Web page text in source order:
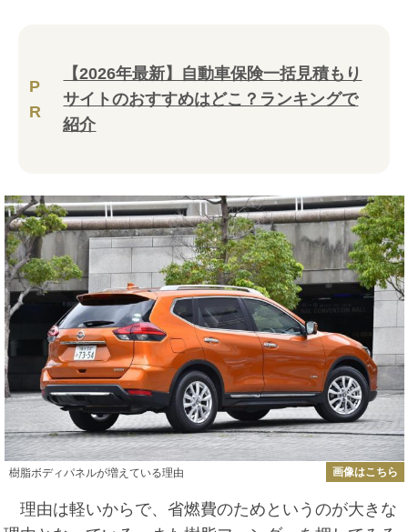
P
R
【2026年最新】自動車保険一括見積もり
サイトのおすすめはどこ？ランキングで
紹介
樹脂ボディパネルが増えている理由 画像はこちら
理由は軽いからで、省燃費のためというのが大きな